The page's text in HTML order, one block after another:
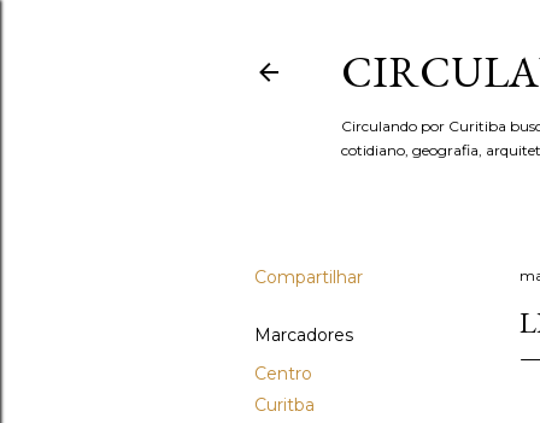
Circulando por Curitiba
cotidiano, geografia,
Compartilhar
Marcadores
Centro
Curitba